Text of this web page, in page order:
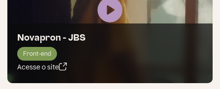
Novapron - JBS
Front-end
Acesse o site